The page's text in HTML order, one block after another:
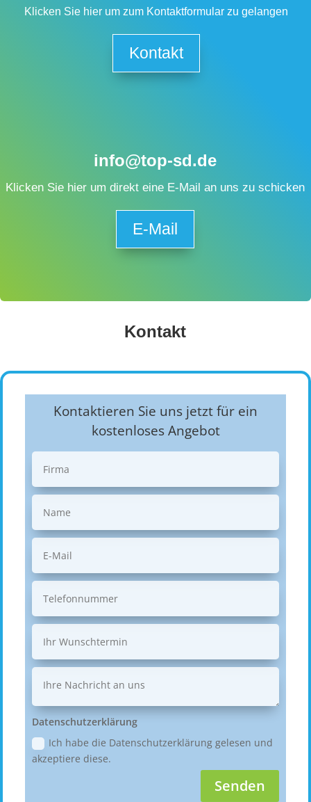
Klicken Sie hier um zum Kontaktformular zu gelangen
Kontakt
info@top-sd.de
Klicken Sie hier um direkt eine E-Mail an uns zu schicken
E-Mail
Kontakt
Kontaktieren Sie uns jetzt für ein
kostenloses Angebot
Datenschutzerklärung
Ich habe die Datenschutzerklärung gelesen und
akzeptiere diese.
Senden